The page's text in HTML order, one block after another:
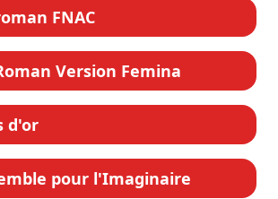
FNAC
Version Femina
d'or
pour l'Imaginaire